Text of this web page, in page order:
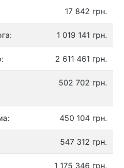
17 842 грн.
1 019 141 грн.
2 611 461 грн.
502 702 грн.
450 104 грн.
547 312 грн.
1 175 346 грн.